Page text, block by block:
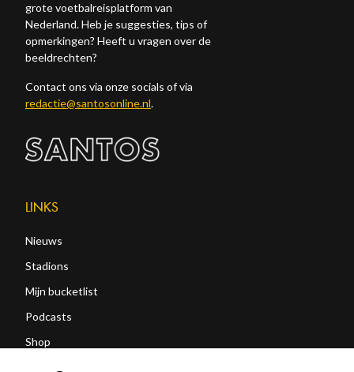
grote voetbalreisplatform van
Nederland. Heb je suggesties, tips of
opmerkingen? Heeft u vragen over de
beeldrechten?
Contact ons via onze socials of via
redactie@santosonline.nl.
LINKS
Nieuws
Stadions
Mijn bucketlist
Podcasts
Shop